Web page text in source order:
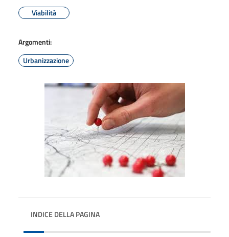
Viabilità
Argomenti:
Urbanizzazione
INDICE DELLA PAGINA